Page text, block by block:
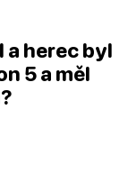
a herec byl
5 a měl